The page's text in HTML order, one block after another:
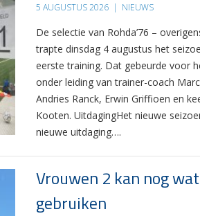
5 AUGUSTUS 2026 | NIEUWS
De selectie van Rohda’76 –
trapte dinsdag 4 augustus het
eerste training. Dat gebeurde voor
onder leiding van trainer-coach
Andries Ranck, Erwin Griffioen en
Kooten. UitdagingHet nieuwe
nieuwe uitdaging….
Vrouwen 2 kan nog
gebruiken